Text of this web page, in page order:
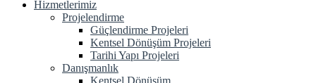
Hizmetlerimiz
Projelendirme
Güçlendirme Projeleri
Kentsel Dönüşüm Projeleri
Tarihi Yapı Projeleri
Danışmanlık
Kentsel Dönüşüm